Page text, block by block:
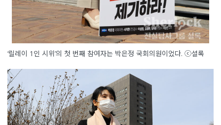
‘릴레이 1인 시위’의 첫 번째 참여자는 박은정 국회의원이었다. ⓒ셜록